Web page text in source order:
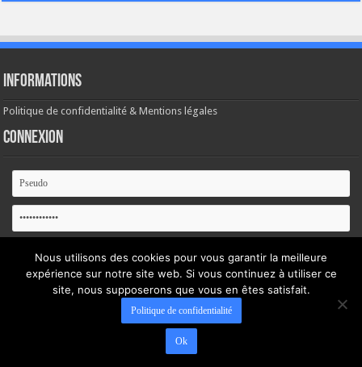
Informations
Politique de confidentialité & Mentions légales
Connexion
Se souvenir de moi
Mot de passe oublié ?
Nous utilisons des cookies pour vous garantir la meilleure
expérience sur notre site web. Si vous continuez à utiliser ce
site, nous supposerons que vous en êtes satisfait.
Politique de confidentialité
Ok